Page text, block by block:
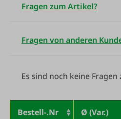
Fragen zum Artikel?
Fragen von anderen
Es sind noch keine
Bestell-.Nr Ø (Var.)